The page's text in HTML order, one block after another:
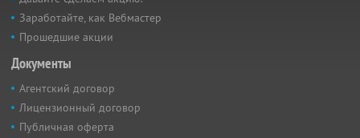
Заработайте, как Вебмастер
Прошедшие акции
Документы
Агентский договор
Лицензионный договор
Публичная оферта